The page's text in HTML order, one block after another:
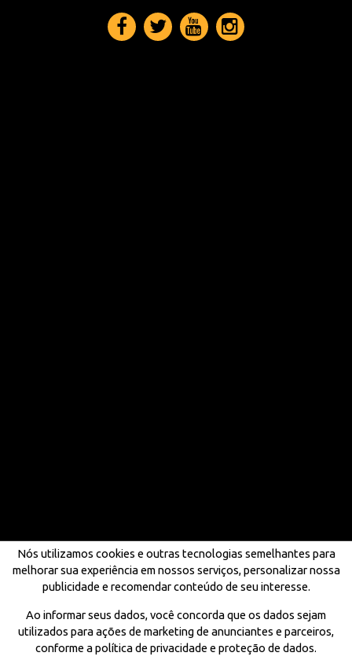
Nós utilizamos cookies e outras tecnologias semelhantes para
melhorar sua experiência em nossos serviços, personalizar nossa
publicidade e recomendar conteúdo de seu interesse.
Ao informar seus dados, você concorda que os dados sejam
utilizados para ações de marketing de anunciantes e parceiros,
conforme a política de privacidade e proteção de dados.